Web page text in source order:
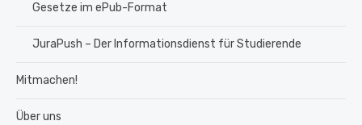
Gesetze im ePub-Format
JuraPush – Der Informationsdienst für Studierende
Mitmachen!
Über uns